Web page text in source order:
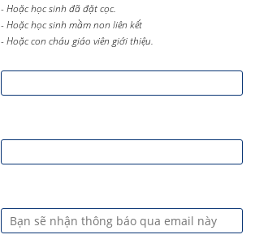
- Hoặc học sinh đã đặt cọc.
- Hoặc học sinh mầm non liên kết
- Hoặc con cháu giáo viên giới thiệu.